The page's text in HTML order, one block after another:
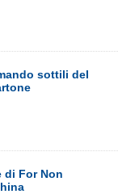
sottili del
di For Non